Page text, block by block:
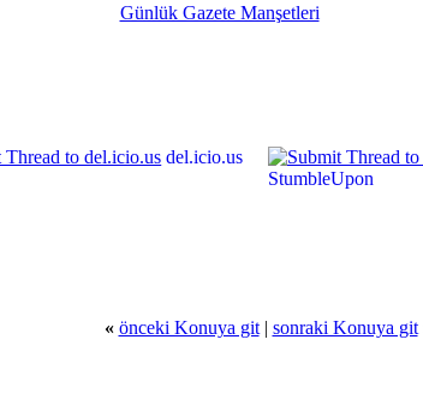
Günlük Gazete Manşetleri
del.icio.us
StumbleUpon
« önceki Konuya git| sonraki Konuya git